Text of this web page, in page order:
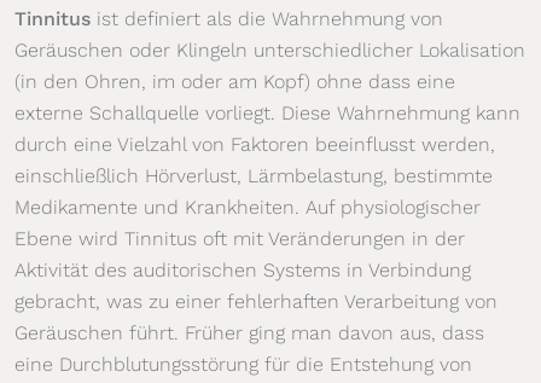
Tinnitus ist definiert als die Wahrnehmung von
Geräuschen oder Klingeln unterschiedlicher Lokalisation
(in den Ohren, im oder am Kopf) ohne dass eine
externe Schallquelle vorliegt. Diese Wahrnehmung kann
durch eine Vielzahl von Faktoren beeinflusst werden,
einschließlich Hörverlust, Lärmbelastung, bestimmte
Medikamente und Krankheiten. Auf physiologischer
Ebene wird Tinnitus oft mit Veränderungen in der
Aktivität des auditorischen Systems in Verbindung
gebracht, was zu einer fehlerhaften Verarbeitung von
Geräuschen führt. Früher ging man davon aus, dass
eine Durchblutungsstörung für die Entstehung von